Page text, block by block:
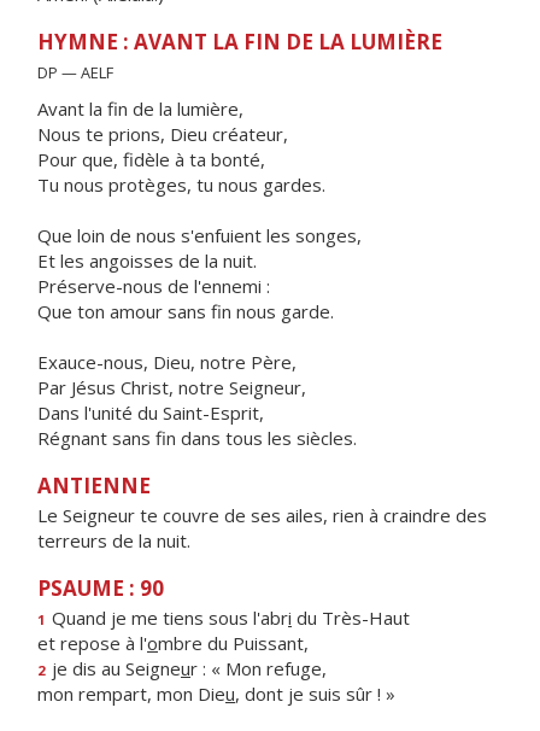
HYMNE : AVANT LA FIN DE LA LUMIÈRE
DP — AELF
Avant la fin de la lumière,
Nous te prions, Dieu créateur,
Pour que, fidèle à ta bonté,
Tu nous protèges, tu nous gardes.
Que loin de nous s'enfuient les songes,
Et les angoisses de la nuit.
Préserve-nous de l'ennemi :
Que ton amour sans fin nous garde.
Exauce-nous, Dieu, notre Père,
Par Jésus Christ, notre Seigneur,
Dans l'unité du Saint-Esprit,
Régnant sans fin dans tous les siècles.
ANTIENNE
Le Seigneur te couvre de ses ailes, rien à craindre des
terreurs de la nuit.
PSAUME : 90
1 Quand je me tiens sous l'abri du Très-Haut
et repose à l'ombre du Puissant,
2 je dis au Seigneur : « Mon refuge,
mon rempart, mon Dieu, dont je suis sûr ! »